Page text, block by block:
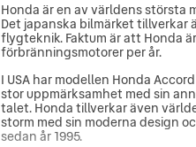
Honda är en av världens största
Det japanska bilmärket
flygteknik. Faktum är att Honda
förbränningsmotorer per år.
I USA har modellen Honda
stor uppmärksamhet med sin
talet. Honda tillverkar även
storm med sin moderna design
sedan år 1995.